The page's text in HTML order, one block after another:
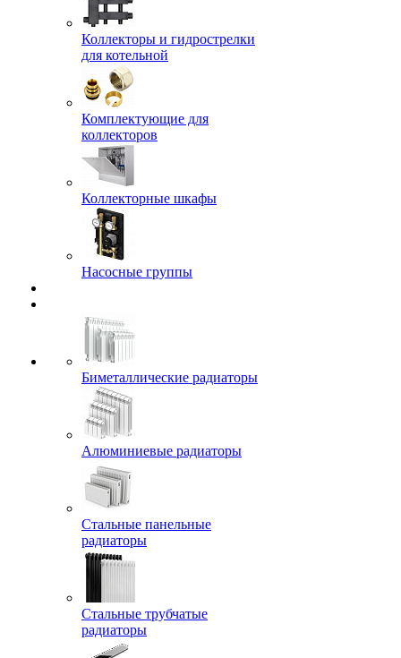
Коллекторы и гидрострелки
для котельной
Комплектующие для
коллекторов
Коллекторные шкафы
Насосные группы
Биметаллические радиаторы
Алюминиевые радиаторы
Стальные панельные
радиаторы
Стальные трубчатые
радиаторы